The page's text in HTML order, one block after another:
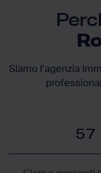
Siamo l’agenzia
57